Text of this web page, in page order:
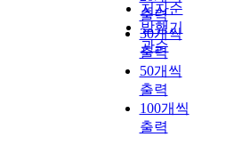
저자순
발행기
관순
출력
30개씩
출력
50개씩
출력
100개씩
출력